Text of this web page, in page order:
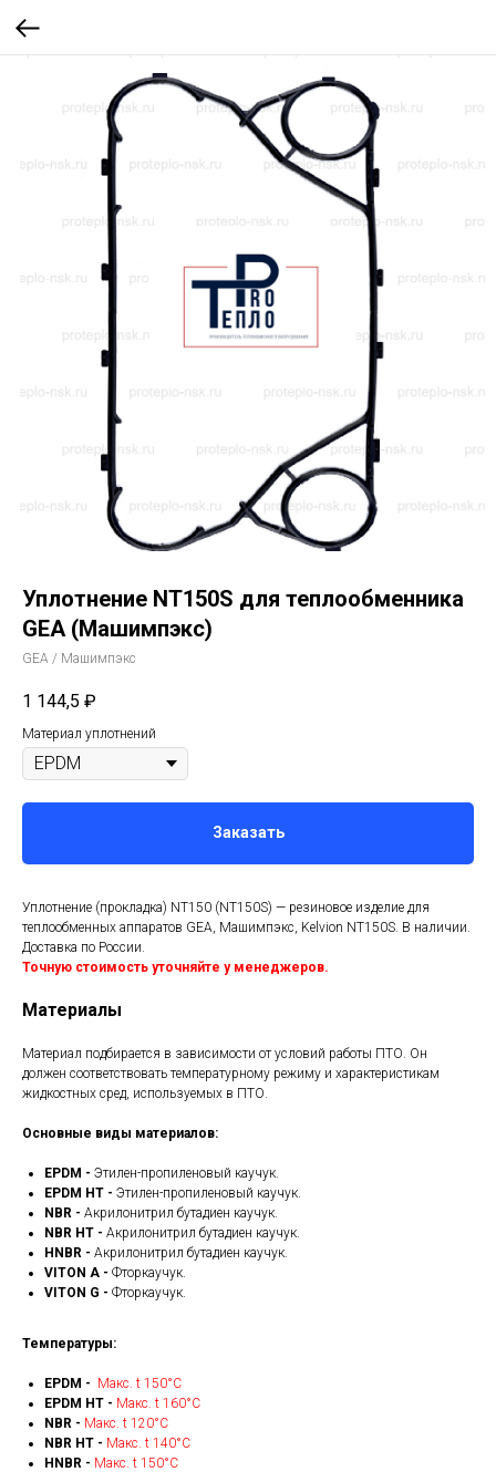
Уплотнение NT150S для теплообменника
GEA (Машимпэкс)
GEA / Машимпэкс
1 144,5 ₽
Материал уплотнений
Заказать
Уплотнение (прокладка) NT150 (NT150S) — резиновое изделие для
теплообменных аппаратов GEA, Машимпэкс, Kelvion NT150S. В наличии.
Доставка по России.
Точную стоимость уточняйте у менеджеров.
Материалы
Материал подбирается в зависимости от условий работы ПТО. Он
должен соответствовать температурному режиму и характеристикам
жидкостных сред, используемых в ПТО.
Основные виды материалов:
EPDM - Этилен-пропиленовый каучук.
EPDM HT - Этилен-пропиленовый каучук.
NBR - Акрилонитрил бутадиен каучук.
NBR HT - Акрилонитрил бутадиен каучук.
HNBR - Акрилонитрил бутадиен каучук.
VITON A - Фторкаучук.
VITON G - Фторкаучук.
Температуры:
EPDM - Макс. t 150°С
EPDM HT - Макс. t 160°С
NBR - Макс. t 120°С
NBR HT - Макс. t 140°С
HNBR - Макс. t 150°С